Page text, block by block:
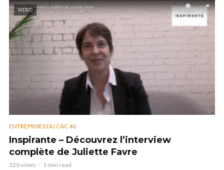
VIDEO
ENTREPRISES DU CAC 40
Inspirante – Découvrez l’interview
complète de Juliette Favre
320 views 1 min read